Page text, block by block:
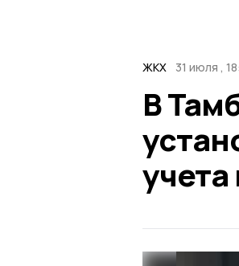
ЖКХ 31 июля ,
В
учета